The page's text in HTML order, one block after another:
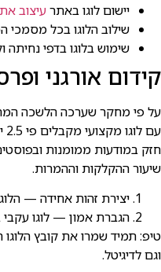
יישום לוגו באתרעיצוב
שילוב הלוגו בכל מסמכי
שימוש בלוגו בדפי נחיתה
קידום אורגני
חזק במודעות ממומנות
שיעור ההקלקות וההמרות.
יצירת זהות אחידה —
הגברת אמון — לוגו
טיפ: תמיד שמרו את קובץ
וגם לדיגיטל.